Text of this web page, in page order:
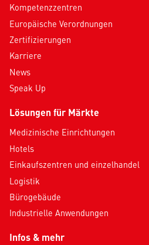
Kompetenzzentren
Europäische Verordnungen
Zertifizierungen
Karriere
News
Speak Up
Lösungen für Märkte
Medizinische Einrichtungen
Hotels
Einkaufszentren und einzelhandel
Logistik
Bürogebäude
Industrielle Anwendungen
Infos & mehr